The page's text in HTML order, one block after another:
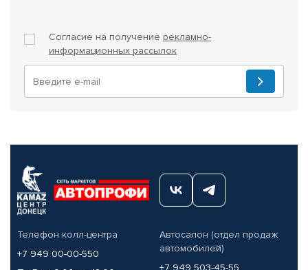
Согласие на получение рекламно-
информационных рассылок
Телефон колл-центра
+7 949 00-00-550
Автосалон (отдел продаж
автомобилей)
+7 949 503-45-55